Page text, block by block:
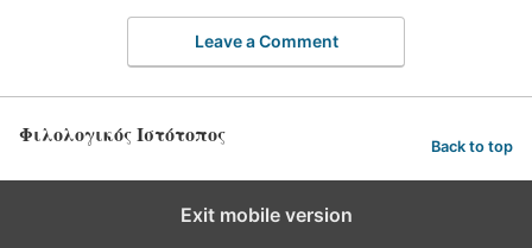
Leave a Comment
Φιλολογικός Ιστότοπος Back to top
Exit mobile version